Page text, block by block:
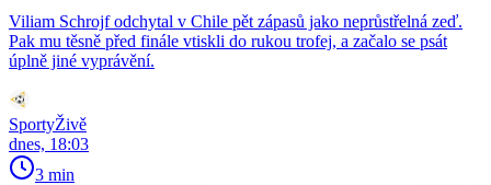
Viliam Schrojf odchytal v Chile pět zápasů jako neprůstřelná zeď.
Pak mu těsně před finále vtiskli do rukou trofej, a začalo se psát
úplně jiné vyprávění.
SportyŽivě
dnes, 18:03
3 min